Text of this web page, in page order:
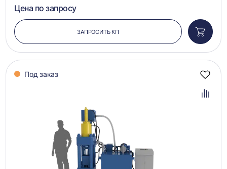
Цена по запросу
ЗАПРОСИТЬ КП
в
Под заказ